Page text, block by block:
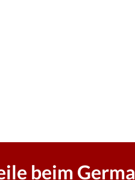
beim